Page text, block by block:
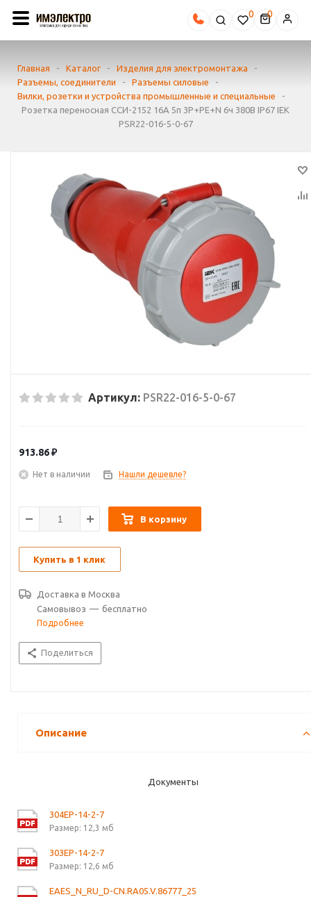
0
Главная - Каталог - Изделия для электромонтажа
-
Разъемы, соединители
- Разъемы силовые
-
Вилки, розетки и устройства промышленные и специальные
-
Розетка переносная ССИ-2152 16А 5п 3P+PE+N 6ч 380В IP67 IEK
PSR22-016-5-0-67
Артикул: PSR22-016-5-0-67
913.86₽
Нет в наличии Нашли дешевле?
В корзину
Купить в 1 клик
Доставка в Москва
Самовывоз — бесплатно
Подробнее
Поделиться
Описание
Документы
304EP-14-2-7
Размер: 12,3 мб
303EP-14-2-7
Размер: 12,6 мб
EAES_N_RU_D-CN.RA05.V.86777_25